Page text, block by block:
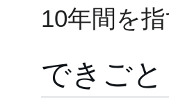
10年間を
できごと